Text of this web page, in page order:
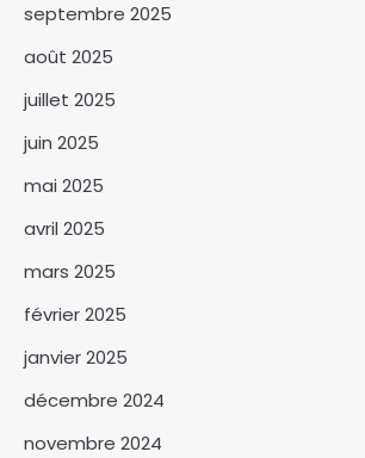
septembre 2025
août 2025
juillet 2025
juin 2025
mai 2025
avril 2025
mars 2025
février 2025
janvier 2025
décembre 2024
novembre 2024
3
4
5